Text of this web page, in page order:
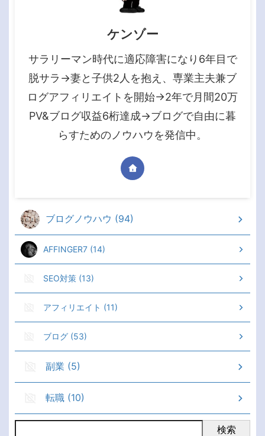
ケンゾー
サラリーマン時代に適応障害になり6年目で
脱サラ→妻と子供2人を抱え、専業主夫兼ブ
ログアフィリエイトを開始→2年で月間20万
PV&ブログ収益6桁達成→ブログで自由に暮
らすためのノウハウを発信中。
ブログノウハウ (94)
AFFINGER7 (14)
SEO対策 (13)
アフィリエイト (11)
ブログ (53)
副業 (5)
転職 (10)
検索